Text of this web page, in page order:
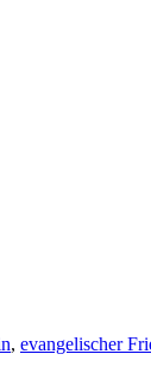
, evangelischer